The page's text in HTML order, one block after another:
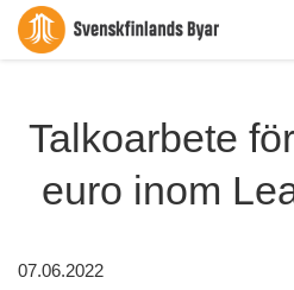
Talkoarbete
euro inom
07.06.2022